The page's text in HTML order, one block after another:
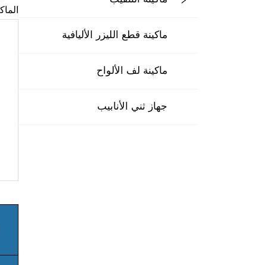
ماكينة قطع الليزر الأليافية
ماكينة لف الألواح
جهاز ثني الأنابيب